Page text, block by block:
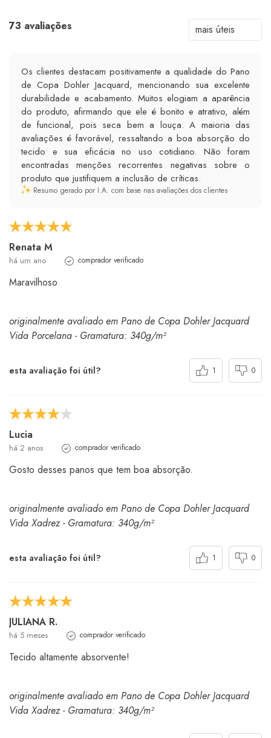
73 avaliações
Os clientes destacam positivamente a qualidade do Pano
de Copa Dohler Jacquard, mencionando sua excelente
durabilidade e acabamento. Muitos elogiam a aparência
do produto, afirmando que ele é bonito e atrativo, além
de funcional, pois seca bem a louça. A maioria das
avaliações é favorável, ressaltando a boa absorção do
tecido e sua eficácia no uso cotidiano. Não foram
encontradas menções recorrentes negativas sobre o
produto que justifiquem a inclusão de críticas.
Resumo gerado por I.A. com base nas avaliações dos clientes
Renata M
há um ano comprador verificado
Maravilhoso
originalmente avaliado em Pano de Copa Dohler Jacquard
Vida Porcelana - Gramatura: 340g/m²
esta avaliação foi útil? 1 0
Lucia
há 2 anos comprador verificado
Gosto desses panos que tem boa absorção.
originalmente avaliado em Pano de Copa Dohler Jacquard
Vida Xadrez - Gramatura: 340g/m²
esta avaliação foi útil? 1 0
JULIANA R.
há 5 meses comprador verificado
Tecido altamente absorvente!
originalmente avaliado em Pano de Copa Dohler Jacquard
Vida Xadrez - Gramatura: 340g/m²